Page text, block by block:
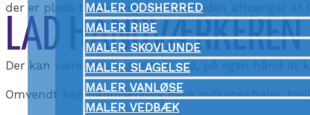
MALER ODSHERRED
MALER RIBE
MALER SKOVLUNDE
MALER SLAGELSE
MALER VANLØSE
MALER VEDBÆK
der er plads til levering. Leveringstiden afhænger af
LAD HÅNDVÆRKEREN
Der kan være penge at spare ved, på egen hånd
Omvendt kan håndværkere have indkøbsaftaler,